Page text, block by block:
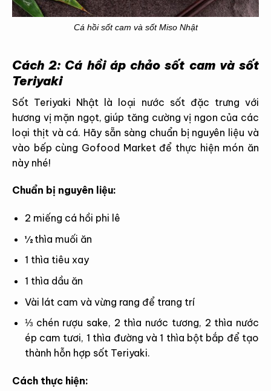
Cá hồi sốt cam và sốt Miso Nhật
Cách 2: Cá hồi áp chảo sốt cam và sốt
Teriyaki
Sốt Teriyaki Nhật là loại nước sốt đặc trưng với
hương vị mặn ngọt, giúp tăng cường vị ngon của các
loại thịt và cá. Hãy sẵn sàng chuẩn bị nguyên liệu và
vào bếp cùng Gofood Market để thực hiện món ăn
này nhé!
Chuẩn bị nguyên liệu:
2 miếng cá hồi phi lê
½ thìa muối ăn
1 thìa tiêu xay
1 thìa dầu ăn
Vài lát cam và vừng rang để trang trí
⅓ chén rượu sake, 2 thìa nước tương, 2 thìa nước
ép cam tươi, 1 thìa đường và 1 thìa bột bắp để tạo
thành hỗn hợp sốt Teriyaki.
Cách thực hiện: